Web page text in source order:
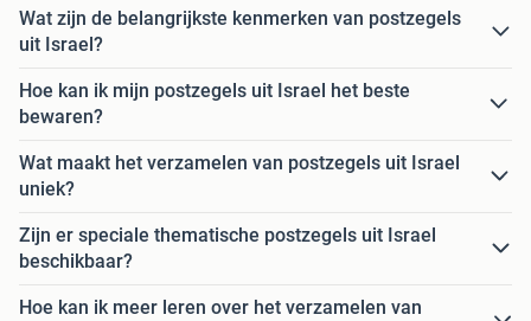
Wat zijn de belangrijkste kenmerken van postzegels
uit Israel?
Hoe kan ik mijn postzegels uit Israel het beste
bewaren?
Wat maakt het verzamelen van postzegels uit Israel
uniek?
Zijn er speciale thematische postzegels uit Israel
beschikbaar?
Hoe kan ik meer leren over het verzamelen van